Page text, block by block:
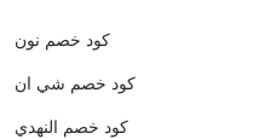
كود خصم نون
كود خصم شي ان
كود خصم النهدي